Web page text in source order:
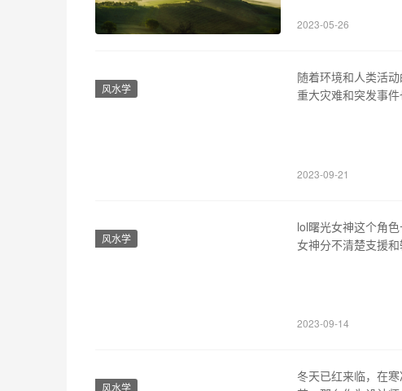
要打开软件，就可
2023-05-26
风水学
随着环境和人类活
重大灾难和突发事
2023-09-21
风水学
lol曙光女神这个角
女神分不清楚支援
2023-09-14
风水学
冬天已红来临，在